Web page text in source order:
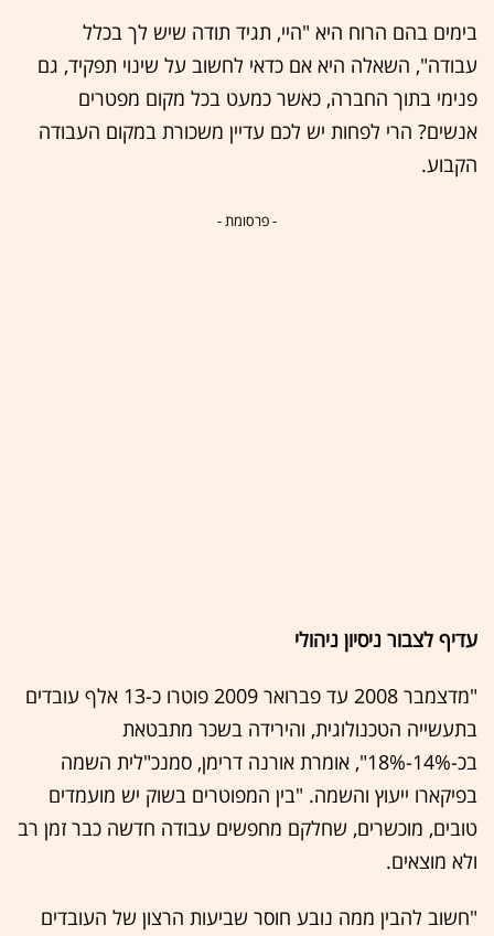
בימים בהם הרוח היא "היי, תגיד תודה שיש לך בכלל
עבודה", השאלה היא אם כדאי לחשוב על שינוי תפקיד, גם
פנימי בתוך החברה, כאשר כמעט בכל מקום מפטרים
אנשים? הרי לפחות יש לכם עדיין משכורת במקום העבודה
הקבוע.
- פרסומת -
עדיף לצבור ניסיון ניהולי
"מדצמבר 2008 עד פברואר 2009 פוטרו כ-13 אלף עובדים
בתעשייה הטכנולוגית, והירידה בשכר מתבטאת
בכ-14%-18%", אומרת אורנה דרימן, סמנכ"לית השמה
בפיקארו ייעוץ והשמה. "בין המפוטרים בשוק יש מועמדים
טובים, מוכשרים, שחלקם מחפשים עבודה חדשה כבר זמן רב
ולא מוצאים.
"חשוב להבין ממה נובע חוסר שביעות הרצון של העובדים